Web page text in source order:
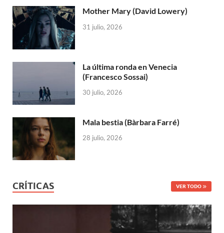
Mother Mary (David Lowery)
31 julio, 2026
La última ronda en Venecia
(Francesco Sossai)
30 julio, 2026
Mala bestia (Bàrbara Farré)
28 julio, 2026
CRÍTICAS VER TODO